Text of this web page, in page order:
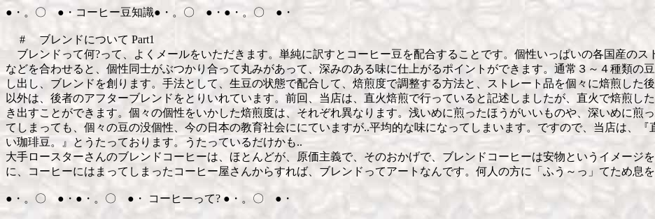
●・。〇 ●・コーヒー豆知識●・。〇 ●・●・。〇 ●・
# ブレンドについて Part1
ブレンドって何?って、よくメールをいただきます。単純に訳すとコーヒー豆を配合することです。個性いっぱいの各国産の
などを合わせると、個性同士がぶつかり合って丸みがあって、深みのある味に仕上がるポイントができます。通常３～４種類の
し出し、ブレンドを創ります。手法として、生豆の状態で配合して、焙煎度で調整する方法と、ストレート品を個々に焙煎した
以外は、後者のアフターブレンドをとりいれています。前回、当店は、直火焙煎で行っていると記述しましたが、直火で焙煎し
き出すことができます。個々の個性をいかした焙煎度は、それぞれ異なります。浅いめに煎ったほうがいいものや、深いめに煎
てしまっても、個々の豆の没個性、今の日本の教育社会ににていますが..平均的な味になってしまいます。ですので、当店は、
い珈琲豆。』とうたっております。うたっているだけかも..
大手ロースターさんのブレンドコーヒーは、ほとんどが、原価主義で、そのおかげで、ブレンドコーヒーは安物というイメージ
に、コーヒーにはまってしまったコーヒー屋さんからすれば、ブレンドってアートなんです。何人の方に「ふう～っ」てため息
●・。〇 ●・●・。〇 ●・ コーヒーって? ●・。〇 ●・